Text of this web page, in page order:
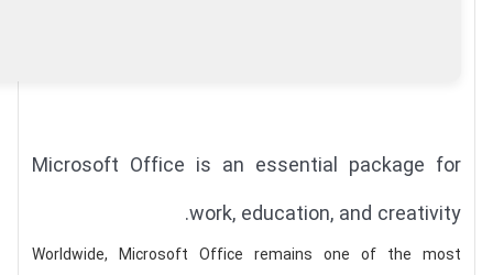
Microsoft Office is an essential package for
work, education, and creativity.
Worldwide, Microsoft Office remains one of the most